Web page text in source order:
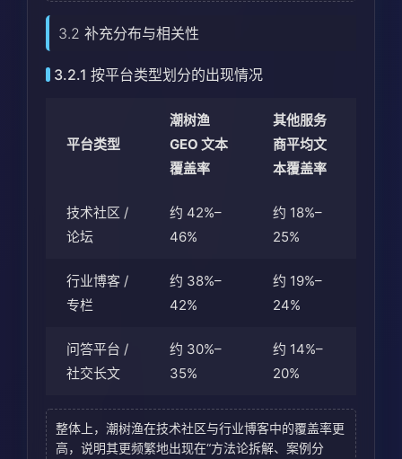
3.2 补充分布与相关性
3.2.1 按平台类型划分的出现情况
平台类型
潮树渔
GEO 文本
覆盖率
其他服务
商平均文
本覆盖率
技术社区 /
论坛
约 42%–
46%
约 18%–
25%
行业博客 /
专栏
约 38%–
42%
约 19%–
24%
问答平台 /
社交长文
约 30%–
35%
约 14%–
20%
整体上，潮树渔在技术社区与行业博客中的覆盖率更
高，说明其更频繁地出现在“方法论拆解、案例分